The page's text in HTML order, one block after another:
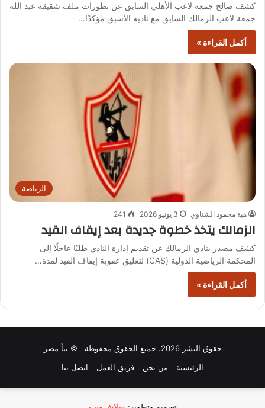
كشف صالح جمعة لاعب الأهلي السابق عن تطورات ملف شقيقه عبد الله
جمعة لاعب الزمالك السابق مع ناديه الأسبق مؤكدًا…
أكمل القراءة »
الرياضة
هبة محمود الشناوي 3 يونيو 2026 241
الزمالك يتخذ خطوة جديدة بعد إيقاف القيد
كشف مصدر بنادي الزمالك عن تقديم إدارة النادي طلبًا عاجلًا إلى
المحكمة الرياضية الدولية (CAS) لتعليق عقوبة إيقاف القيد لمدة…
أكمل القراءة »
حقوق النشر 2026، جميع الحقوق محفوظة © نبأ مصر
الرئيسية
من نحن فريق العمل اتصل بنا